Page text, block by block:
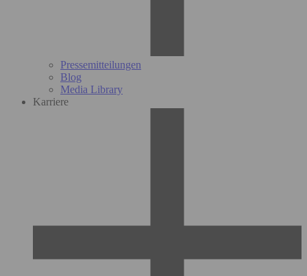
Pressemitteilungen
Blog
Media Library
Karriere